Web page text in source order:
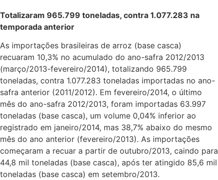
Totalizaram 965.799 toneladas, contra 1.077.283 na
temporada anterior
As importações brasileiras de arroz (base casca)
recuaram 10,3% no acumulado do ano-safra 2012/2013
(março/2013-fevereiro/2014), totalizando 965.799
toneladas, contra 1.077.283 toneladas importadas no ano-
safra anterior (2011/2012). Em fevereiro/2014, o último
mês do ano-safra 2012/2013, foram importadas 63.997
toneladas (base casca), um volume 0,04% inferior ao
registrado em janeiro/2014, mas 38,7% abaixo do mesmo
mês do ano anterior (fevereiro/2013). As importações
começaram a recuar a partir de outubro/2013, caindo para
44,8 mil toneladas (base casca), após ter atingido 85,6 mil
toneladas (base casca) em setembro/2013.